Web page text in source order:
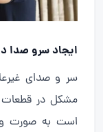
ایجاد سرو صدا
سر و صدای
مشکل در قطعات
است به صورت